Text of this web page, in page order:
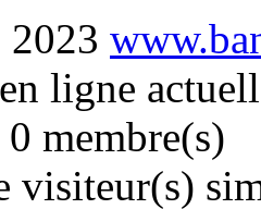
ligne
membre(s)
visiteur(s)